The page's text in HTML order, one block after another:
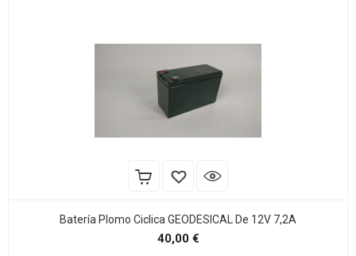
Batería Plomo Ciclica GEODESICAL De 12V 7,2A
40,00 €Precio